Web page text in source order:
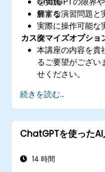
解する
豊富な演習問題と
実際に操作可能な
能
カスタマイズオプショ
本講座の内容を貴
るご要望がござい
せください。
続きを読む...
ChatGPTを使ったAI
14 時間